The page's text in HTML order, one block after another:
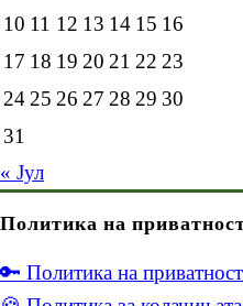
10 11 12 13 14 15 16
17 18 19 20 21 22 23
24 25 26 27 28 29 30
31
« Јул
Политика на
🔑 Политика на приватност